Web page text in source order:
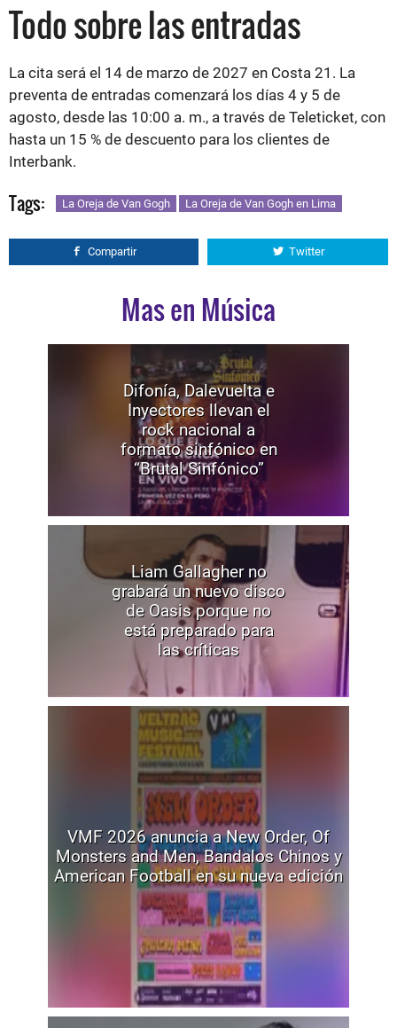
Todo sobre las entradas
La cita será el 14 de marzo de 2027 en Costa 21. La
preventa de entradas comenzará los días 4 y 5 de
agosto, desde las 10:00 a. m., a través de Teleticket, con
hasta un 15 % de descuento para los clientes de
Interbank.
Tags: La Oreja de Van Gogh La Oreja de Van Gogh en Lima
Compartir Twitter
Mas en Música
Difonía, Dalevuelta e
Inyectores llevan el
rock nacional a
formato sinfónico en
“Brutal Sinfónico”
Liam Gallagher no
grabará un nuevo disco
de Oasis porque no
está preparado para
las críticas
VMF 2026 anuncia a New Order, Of
Monsters and Men, Bandalos Chinos y
American Football en su nueva edición